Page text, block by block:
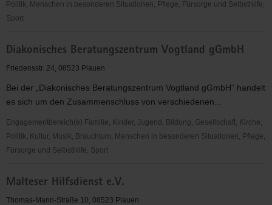
Politik, Menschen in besonderen Situationen, Pflege, Fürsorge und Selbsthilfe,
Sport
Werk-
Stadtmission
e.V.
Diakonisches Beratungszentrum Vogtland gGmbH
Friedensstr. 24, 08523 Plauen
Bei der „Diakonisches Beratungszentrum Vogtland gGmbH“ handelt
es sich um den Zusammenschluss von verschiedenen...
Engagementbereich(e) Familie, Kinder, Jugend, Bildung, Gesellschaft, Kirche,
Politik, Kultur, Musik, Brauchtum, Menschen in besonderen Situationen, Pflege,
Fürsorge und Selbsthilfe, Sport
Beratungszentrum
Vogtland
Malteser Hilfsdienst e.V.
Thomas-Mann-Straße 10, 08523 Plauen